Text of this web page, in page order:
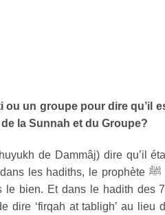
ou un groupe pour dire qu’il
la Sunnah et du Groupe?
de Dammâj) dire qu’il
les hadiths, le prophète ﷺ
le bien. Et dans le hadith des
dire ‘firqah at tabligh’ au lieu